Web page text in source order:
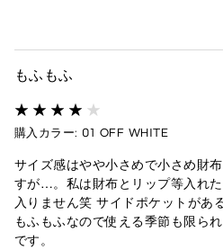
もふもふ
購入カラー: 01 OFF WHITE
サイズ感はやや小さめで小さめ財
すが…。私は財布とリップ等入れ
入りません笑 サイドポケットがあ
もふもふなので使える季節も限ら
です。